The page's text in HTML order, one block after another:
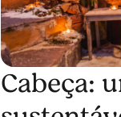
Cabeça: